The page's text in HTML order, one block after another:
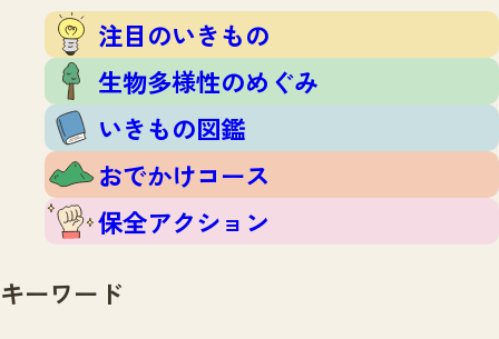
注目のいきもの
生物多様性のめぐみ
いきもの図鑑
おでかけコース
保全アクション
いきもの調査隊
調査レポート
調査レポートTOP
調査結果
ふくおかいきものマップ
マッチング
マッチングTOP
掲載申し込みフォーム
お問合せ
注目のいきもの
生物多様性のめぐみ
いきもの図鑑
おでかけコース
保全アクション
キーワード